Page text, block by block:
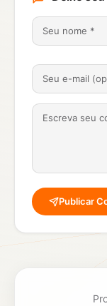
Publicar